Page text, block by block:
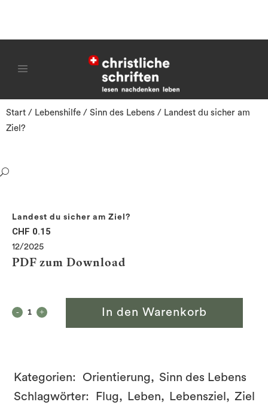
Start / Lebenshilfe / Sinn des Lebens / Landest du sicher am
Ziel?
Landest du sicher am Ziel?
CHF 0.15
12/2025
PDF zum Download
In den Warenkorb
Kategorien: Orientierung, Sinn des Lebens
Schlagwörter:
Flug, Leben, Lebensziel , Ziel